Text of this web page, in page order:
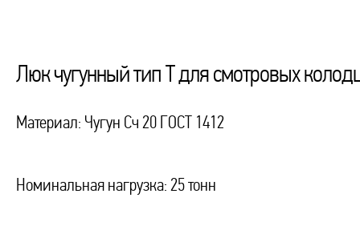
Люк чугунный тип Т для смотровых
Материал: Чугун Сч 20 ГОСТ 1412
Номинальная нагрузка: 25 тонн